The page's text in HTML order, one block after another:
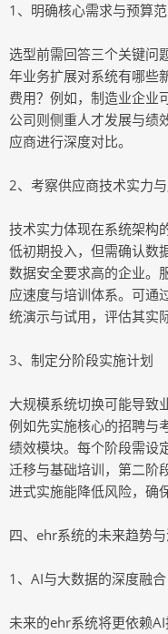
1、明确核心需求与预算
选型前需回答三个关键问
年业务扩展对系统有哪些
费用？例如，制造业企业
公司则侧重人才发展与绩
应商进行深度对比。
2、考察供应商技术实力
技术实力体现在系统架构
低初期投入，但需确认数
数据安全要求高的企业。
应速度与培训体系。可通
统演示与试用，评估其实
3、制定分阶段实施计划
大规模系统切换可能导致
例如先实施核心的招聘与
绩效模块。每个阶段需设
迁移与基础培训，第二阶
进式实施能降低风险，确
四、ehr系统的未来趋势
1、AI与大数据的深度融合
未来的ehr系统将更依赖